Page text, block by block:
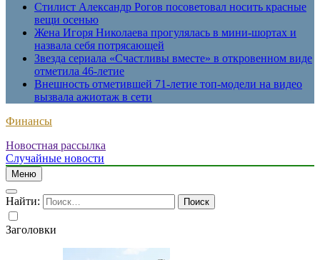
Стилист Александр Рогов посоветовал носить красные
вещи осенью
Жена Игоря Николаева прогулялась в мини-шортах и
назвала себя потрясающей
Звезда сериала «Счастливы вместе» в откровенном виде
отметила 46-летие
Внешность отметившей 71-летие топ-модели на видео
вызвала ажиотаж в сети
Финансы
Новостная рассылка
Случайные новости
Меню
Найти:
Заголовки